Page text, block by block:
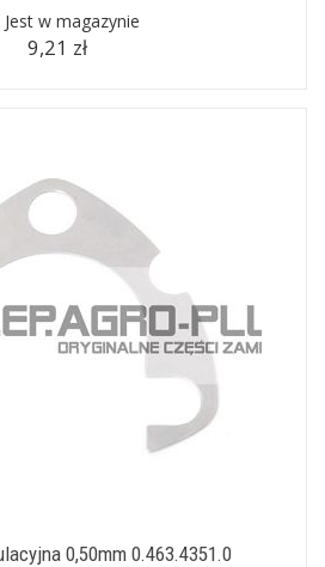
Jest w magazynie
9,21 zł
0,50mm 0.463.4351.0